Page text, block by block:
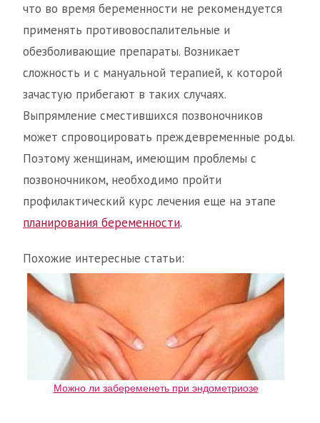
что во время беременности не рекомендуется
применять противовоспалительные и
обезболивающие препараты. Возникает
сложность и с мануальной терапией, к которой
зачастую прибегают в таких случаях.
Выпрямление сместившихся позвоночников
может спровоцировать преждевременные роды.
Поэтому женщинам, имеющим проблемы с
позвоночником, необходимо пройти
профилактический курс лечения еще на этапе
планирования беременности.
Похожие интересные статьи:
Можно ли забеременеть при эндометриозе